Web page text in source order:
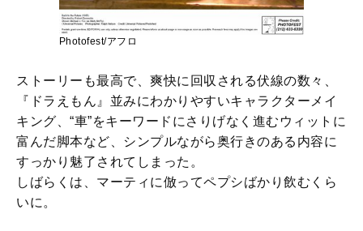
Photofest/アフロ
ストーリーも最高で、爽快に回収される伏線の数々、
『ドラえもん』並みにわかりやすいキャラクターメイ
キング、“車”をキーワードにさりげなく進むウィットに
富んだ脚本など、シンプルながら奥行きのある内容に
すっかり魅了されてしまった。
しばらくは、マーティに倣ってペプシばかり飲むくら
いに。